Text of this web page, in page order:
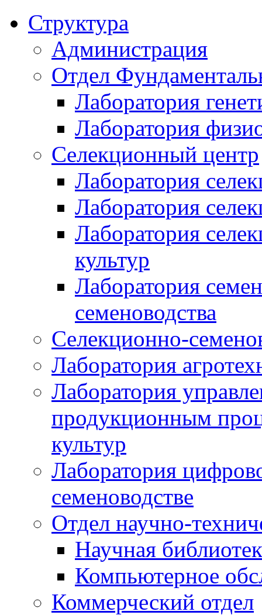
Структура
Администрация
Отдел
Лаборатория
Лаборатория
Селекционный центр
Лаборатория
Лаборатория
Лаборатория
культур
Лаборатория
семеноводства
Селекционно-
Лаборатория
Лаборатория
продукционным
культур
Лаборатория
семеноводстве
Отдел научно-
Научная
Компьютерное
Коммерческий отдел